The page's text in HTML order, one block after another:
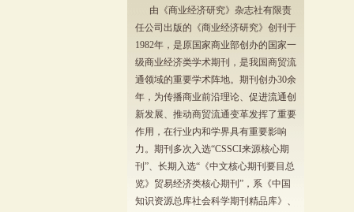
由《商业经济研究》杂志社有限责
任公司出版的《商业经济研究》创刊于
1982年，是原国家商业部创办的国家一
级商业经济类学术期刊，是我国商贸流
通领域的重要学术阵地。期刊创办30余
年，为传播商业前沿理论、促进流通创
新发展、推动商贸流通变革发挥了重要
作用，在行业内和学界具有重要影响
力。期刊多次入选“CSSCI来源核心期
刊”、长期入选“《中文核心期刊要目总
览》贸易经济类核心期刊”，系《中国
知识资源总库社会科学期刊精品库》、